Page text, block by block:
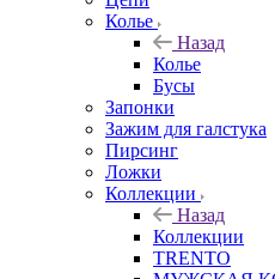
Колье
Назад
Колье
Бусы
Запонки
Зажим для галстука
Пирсинг
Ложки
Коллекции
Назад
Коллекции
TRENTO